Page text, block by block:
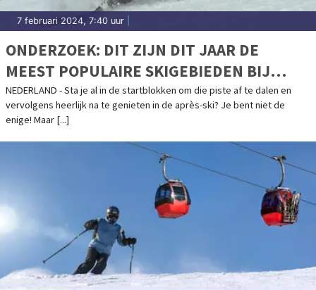
7 februari 2024, 7:40 uur
ONDERZOEK: DIT ZIJN DIT JAAR DE
MEEST POPULAIRE SKIGEBIEDEN BIJ
NEDERLANDERS
NEDERLAND - Sta je al in de startblokken om die piste af te dalen en
vervolgens heerlijk na te genieten in de après-ski? Je bent niet de
enige! Maar [...]